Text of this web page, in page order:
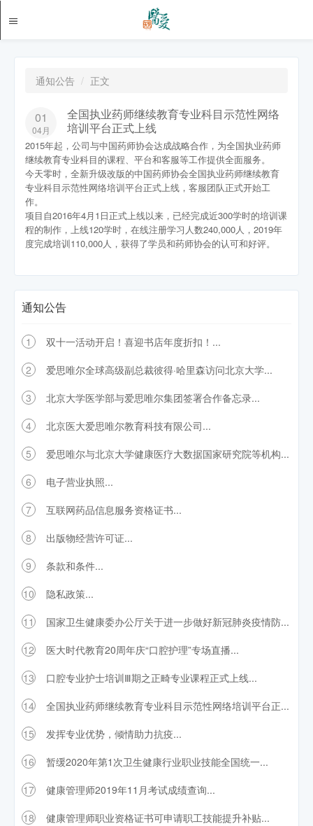
通知公告 正文
01
04月
全国执业药师继续教育专业科目示范性网络
培训平台正式上线
2015年起，公司与中国药师协会达成战略合作，为全国执业药师
继续教育专业科目的课程、平台和客服等工作提供全面服务。
今天零时，全新升级改版的中国药师协会全国执业药师继续教育
专业科目示范性网络培训平台正式上线，客服团队正式开始工
作。
项目自2016年4月1日正式上线以来，已经完成近300学时的培训课
程的制作，上线120学时，在线注册学习人数240,000人，2019年
度完成培训110,000人，获得了学员和药师协会的认可和好评。
通知公告
1
双十一活动开启！喜迎书店年度折扣！...
2
爱思唯尔全球高级副总裁彼得·哈里森访问北京大学...
3
北京大学医学部与爱思唯尔集团签署合作备忘录...
4
北京医大爱思唯尔教育科技有限公司...
5
爱思唯尔与北京大学健康医疗大数据国家研究院等机构...
6
电子营业执照...
7
互联网药品信息服务资格证书...
8
出版物经营许可证...
9
条款和条件...
10
隐私政策...
11
国家卫生健康委办公厅关于进一步做好新冠肺炎疫情防...
12
医大时代教育20周年庆“口腔护理”专场直播...
13
口腔专业护士培训Ⅲ期之正畸专业课程正式上线...
14
全国执业药师继续教育专业科目示范性网络培训平台正...
15
发挥专业优势，倾情助力抗疫...
16
暂缓2020年第1次卫生健康行业职业技能全国统一...
17
健康管理师2019年11月考试成绩查询...
18
健康管理师职业资格证书可申请职工技能提升补贴...